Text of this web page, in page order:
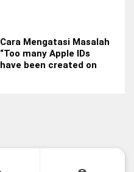
Cara Mengatasi Masalah
“Too many Apple IDs
have been created on